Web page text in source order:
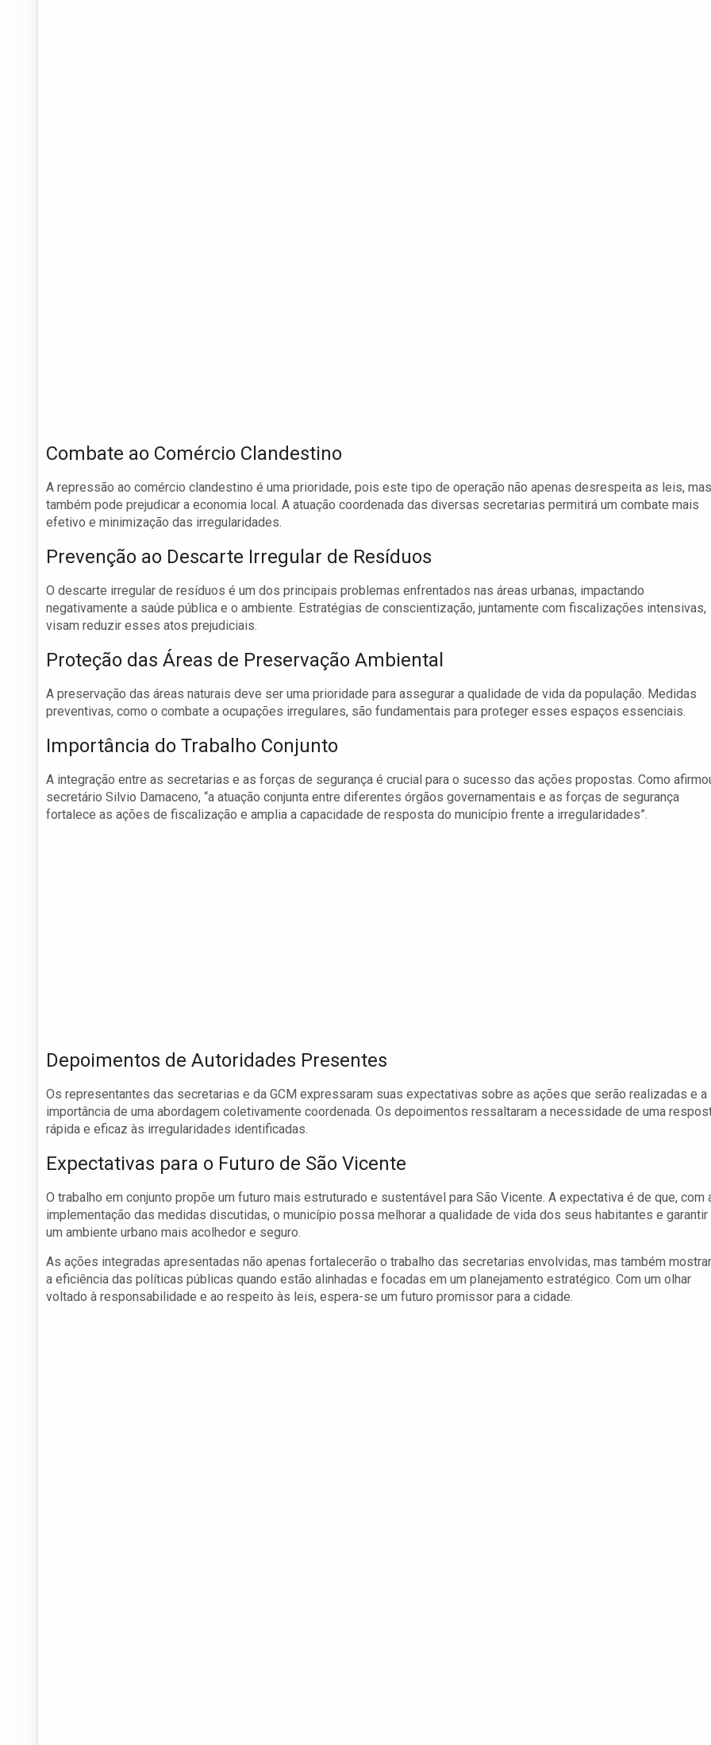
Combate ao Comércio Clandestino
A repressão ao comércio clandestino é uma prioridade, pois este tipo de operação não apenas desrespeita as leis, mas
também pode prejudicar a economia local. A atuação coordenada das diversas secretarias permitirá um combate mais
efetivo e minimização das irregularidades.
Prevenção ao Descarte Irregular de Resíduos
O descarte irregular de resíduos é um dos principais problemas enfrentados nas áreas urbanas, impactando
negativamente a saúde pública e o ambiente. Estratégias de conscientização, juntamente com fiscalizações intensivas,
visam reduzir esses atos prejudiciais.
Proteção das Áreas de Preservação Ambiental
A preservação das áreas naturais deve ser uma prioridade para assegurar a qualidade de vida da população. Medidas
preventivas, como o combate a ocupações irregulares, são fundamentais para proteger esses espaços essenciais.
Importância do Trabalho Conjunto
A integração entre as secretarias e as forças de segurança é crucial para o sucesso das ações propostas. Como
secretário Silvio Damaceno, “a atuação conjunta entre diferentes órgãos governamentais e as forças de segurança
fortalece as ações de fiscalização e amplia a capacidade de resposta do município frente a irregularidades”.
Depoimentos de Autoridades Presentes
Os representantes das secretarias e da GCM expressaram suas expectativas sobre as ações que serão realizadas e a
importância de uma abordagem coletivamente coordenada. Os depoimentos ressaltaram a necessidade de uma
rápida e eficaz às irregularidades identificadas.
Expectativas para o Futuro de São Vicente
O trabalho em conjunto propõe um futuro mais estruturado e sustentável para São Vicente. A expectativa é de que, com
implementação das medidas discutidas, o município possa melhorar a qualidade de vida dos seus habitantes e garantir
um ambiente urbano mais acolhedor e seguro.
As ações integradas apresentadas não apenas fortalecerão o trabalho das secretarias envolvidas, mas também
a eficiência das políticas públicas quando estão alinhadas e focadas em um planejamento estratégico. Com um olhar
voltado à responsabilidade e ao respeito às leis, espera-se um futuro promissor para a cidade.